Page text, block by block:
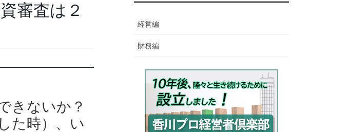
審査は２
きないか？
た時）、い
経営編
財務編